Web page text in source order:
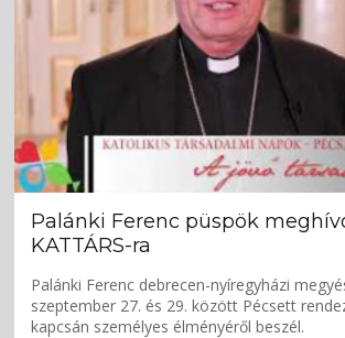
Palánki Ferenc püspök
KATTÁRS-ra
Palánki Ferenc debrecen-nyíregyházi
szeptember 27. és 29. között Pécsett
kapcsán személyes élményéről beszél.